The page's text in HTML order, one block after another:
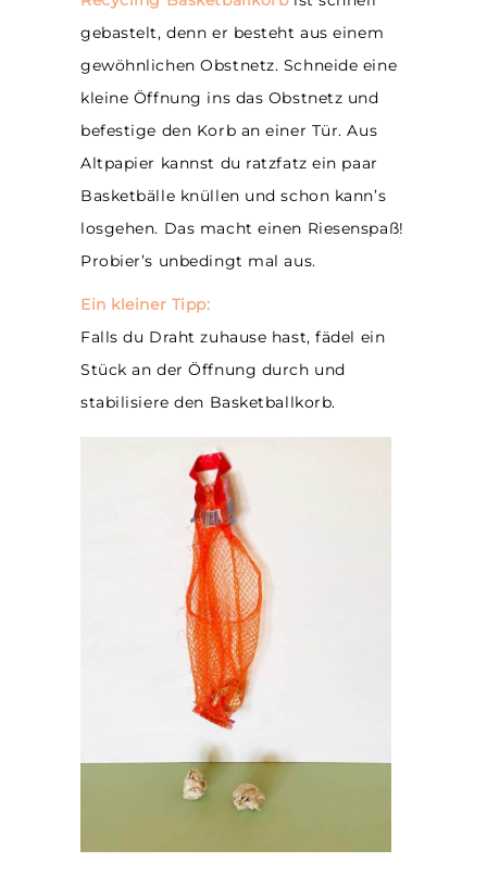
gebastelt, denn er besteht aus einem
gewöhnlichen Obstnetz. Schneide eine
kleine Öffnung ins das Obstnetz und
befestige den Korb an einer Tür. Aus
Altpapier kannst du ratzfatz ein paar
Basketbälle knüllen und schon kann’s
losgehen. Das macht einen Riesenspaß!
Probier’s unbedingt mal aus.
Ein kleiner Tipp:
Falls du Draht zuhause hast, fädel ein
Stück an der Öffnung durch und
stabilisiere den Basketballkorb.